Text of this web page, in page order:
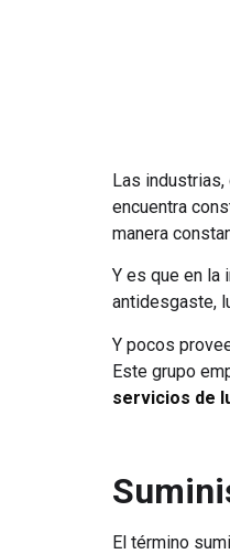
Las
encuentra
manera
Y es que en la
antidesgaste,
Y pocos
Este grupo
servicios de
El término